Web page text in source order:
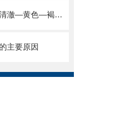
制冷压缩机冷冻油：清澈—黄色—褐色，分别什么问题
主要原因